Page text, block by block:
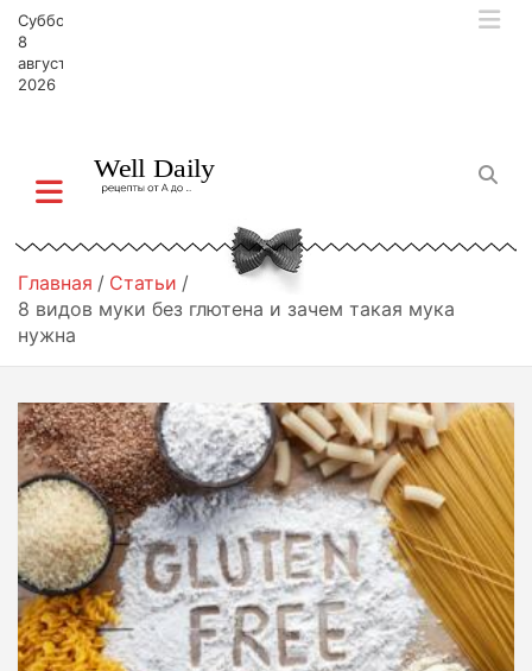
Суббота,
8
августа,
2026
Главная
Статьи
8 видов муки без глютена и зачем такая мука
нужна